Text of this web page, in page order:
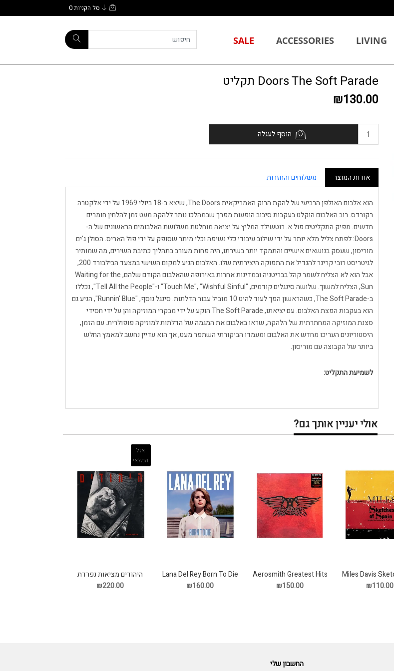
סל הקניות0
LIVING
ACCESSORIES
SALE
Doors The Soft Parade תקליט
₪130.00
הוסף לעגלה
אודות המוצר משלוחים והחזרות
הוא אלבום האולפן הרביעי של להקת הרוק האמריקאית The Doors, שיצא ב-18 ביולי 1969 על ידי אלקטרה
רקורדס. רוב האלבום הוקלט בעקבות סיבוב הופעות מפרך שבמהלכו נותר ללהקה מעט זמן להלחין חומרים
חדשים. מפיק התקליטים פול א. רוטשילד המליץ ​​על יציאה מוחלטת משלושת האלבומים הראשונים של ה-
Doors: לפתח צליל מלא יותר על ידי שילוב עיבודי כלי נשיפה וכלי מיתר שסופק על ידי פול האריס. הסולן ג'ים
מוריסון, שעסק בנושאים אישיים והתמקד יותר בשירתו, היה פחות מעורב בתהליך כתיבת השירים, מה שמותיר
לגיטריסט רובי קריגר להגדיל את התפוקה היצירתית שלו. האלבום הגיע למקום השישי במצעד הבילבורד 200,
אבל הוא לא הצליח לשמר קהל בבריטניה ובמדינות אחרות באירופה שהאלבום הקודם שלהם, Waiting for the
Sun, הצליח למשוך. שלושה סינגלים קודמים, "Touch Me", "Wishful Sinful" ו-"Tell All the People", נכללו
ב-The Soft Parade, כשהראשון הפך לעוד להיט 10 מוביל עבור הדלתות. סינגל נוסף, "Runnin' Blue", הגיע גם
הוא בעקבות הפצת האלבום. עם יציאתו, The Soft Parade הוקע על ידי מבקרי המוזיקה והן על ידי חסידי
סצנת המוזיקה המחתרתית של הלהקה, שראו באלבום את המגמה של הדלתות למוזיקה פופולרית. עם הזמן,
היסטוריונים העריכו מחדש את האלבום ומעמדו הביקורתי השתפר מעט, אך הוא עדיין נחשב למאמץ החלש
ביותר של הקבוצה עם מוריסון.
לשמיעת התקליט:
אולי יעניין אותך גם?
Miles Davis
Spain תקליט
₪110.00
Aerosmith Greatest Hits
תקליט
₪150.00
Lana Del Rey Born To Die
תקליט
₪160.00
אזל
המלאי
היהודים מציאות נפרדת
תקליט
₪220.00
החשבון שלי